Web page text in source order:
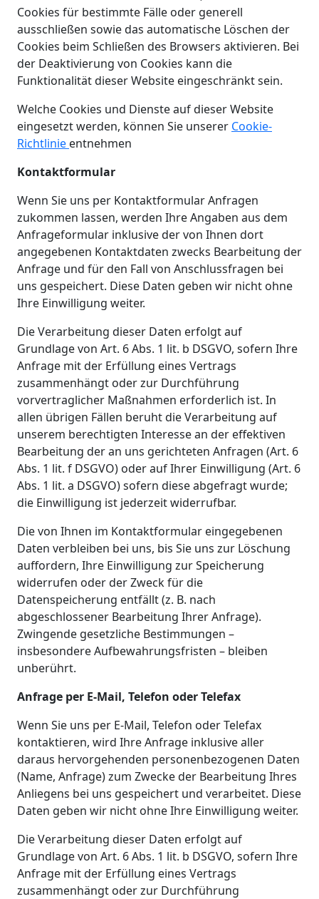
Cookies für bestimmte Fälle oder generell
ausschließen sowie das automatische Löschen der
Cookies beim Schließen des Browsers aktivieren. Bei
der Deaktivierung von Cookies kann die
Funktionalität dieser Website eingeschränkt sein.
Welche Cookies und Dienste auf dieser Website
eingesetzt werden, können Sie unserer Cookie-
Richtlinie entnehmen
Kontaktformular
Wenn Sie uns per Kontaktformular Anfragen
zukommen lassen, werden Ihre Angaben aus dem
Anfrageformular inklusive der von Ihnen dort
angegebenen Kontaktdaten zwecks Bearbeitung der
Anfrage und für den Fall von Anschlussfragen bei
uns gespeichert. Diese Daten geben wir nicht ohne
Ihre Einwilligung weiter.
Die Verarbeitung dieser Daten erfolgt auf
Grundlage von Art. 6 Abs. 1 lit. b DSGVO, sofern Ihre
Anfrage mit der Erfüllung eines Vertrags
zusammenhängt oder zur Durchführung
vorvertraglicher Maßnahmen erforderlich ist. In
allen übrigen Fällen beruht die Verarbeitung auf
unserem berechtigten Interesse an der effektiven
Bearbeitung der an uns gerichteten Anfragen (Art. 6
Abs. 1 lit. f DSGVO) oder auf Ihrer Einwilligung (Art. 6
Abs. 1 lit. a DSGVO) sofern diese abgefragt wurde;
die Einwilligung ist jederzeit widerrufbar.
Die von Ihnen im Kontaktformular eingegebenen
Daten verbleiben bei uns, bis Sie uns zur Löschung
auffordern, Ihre Einwilligung zur Speicherung
widerrufen oder der Zweck für die
Datenspeicherung entfällt (z. B. nach
abgeschlossener Bearbeitung Ihrer Anfrage).
Zwingende gesetzliche Bestimmungen –
insbesondere Aufbewahrungsfristen – bleiben
unberührt.
Anfrage per E-Mail, Telefon oder Telefax
Wenn Sie uns per E-Mail, Telefon oder Telefax
kontaktieren, wird Ihre Anfrage inklusive aller
daraus hervorgehenden personenbezogenen Daten
(Name, Anfrage) zum Zwecke der Bearbeitung Ihres
Anliegens bei uns gespeichert und verarbeitet. Diese
Daten geben wir nicht ohne Ihre Einwilligung weiter.
Die Verarbeitung dieser Daten erfolgt auf
Grundlage von Art. 6 Abs. 1 lit. b DSGVO, sofern Ihre
Anfrage mit der Erfüllung eines Vertrags
zusammenhängt oder zur Durchführung